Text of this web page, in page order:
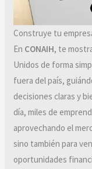
Construye tu
En CONAIH, te
Unidos de forma
fuera del país,
decisiones claras y
día, miles de
aprovechando el
sino también para
oportunidades